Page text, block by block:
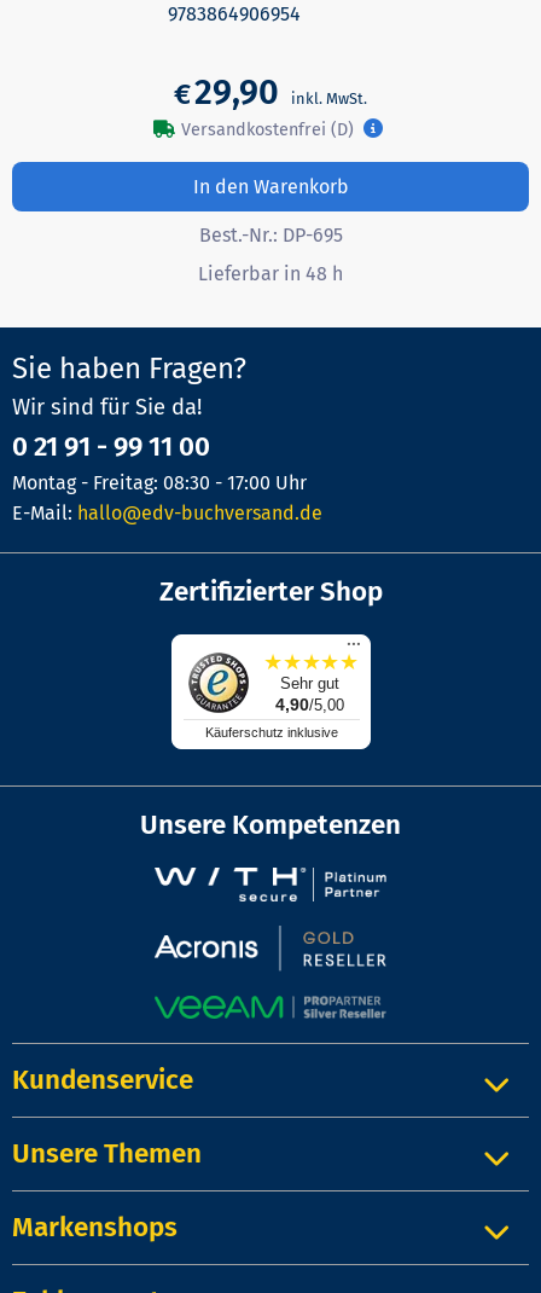
9783864906954
€29,90
Versandkostenfrei (D)
In den Warenkorb
Best.-Nr.: DP-695
Lieferbar in 48 h
Sie haben Fragen?
Wir sind für Sie da!
0 21 91 - 99 11 00
Montag - Freitag: 08:30 - 17:00 Uhr
E-Mail: hallo@edv-buchversand.de
Zertifizierter Shop
...
★★★★★
Sehr gut
4,90/5,00
Käuferschutz inklusive
Unsere Kompetenzen
Kundenservice
Unsere Themen
Markenshops